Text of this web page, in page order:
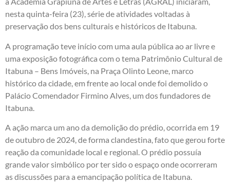
nesta quinta-feira (23), série de atividades voltadas à
preservação dos bens culturais e históricos de Itabuna.
A programação teve início com uma aula pública ao ar livre e
uma exposição fotográfica com o tema Patrimônio Cultural de
Itabuna – Bens Imóveis, na Praça Olinto Leone, marco
histórico da cidade, em frente ao local onde foi demolido o
Palácio Comendador Firmino Alves, um dos fundadores de
Itabuna.
A ação marca um ano da demolição do prédio, ocorrida em 19
de outubro de 2024, de forma clandestina, fato que gerou forte
reação da comunidade local e regional. O prédio possuía
grande valor simbólico por ter sido o espaço onde ocorreram
as discussões para a emancipação política de Itabuna.